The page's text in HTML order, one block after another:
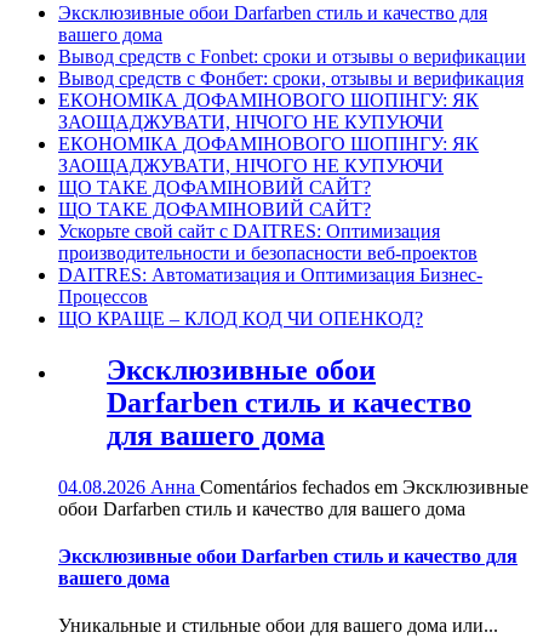
Эксклюзивные обои Darfarben стиль и качество для
вашего дома
Вывод средств с Fonbet: сроки и отзывы о верификации
Вывод средств с Фонбет: сроки, отзывы и верификация
ЕКОНОМІКА ДОФАМІНОВОГО ШОПІНГУ: ЯК
ЗАОЩАДЖУВАТИ, НІЧОГО НЕ КУПУЮЧИ
ЕКОНОМІКА ДОФАМІНОВОГО ШОПІНГУ: ЯК
ЗАОЩАДЖУВАТИ, НІЧОГО НЕ КУПУЮЧИ
ЩО ТАКЕ ДОФАМІНОВИЙ САЙТ?
ЩО ТАКЕ ДОФАМІНОВИЙ САЙТ?
Ускорьте свой сайт с DAITRES: Оптимизация
производительности и безопасности веб-проектов
DAITRES: Автоматизация и Оптимизация Бизнес-
Процессов
ЩО КРАЩЕ – КЛОД КОД ЧИ ОПЕНКОД?
Эксклюзивные обои
Darfarben стиль и качество
для вашего дома
04.08.2026 Анна Comentários fechados em Эксклюзивные
обои Darfarben стиль и качество для вашего дома
Эксклюзивные обои Darfarben стиль и качество для
вашего дома
Уникальные и стильные обои для вашего дома или...